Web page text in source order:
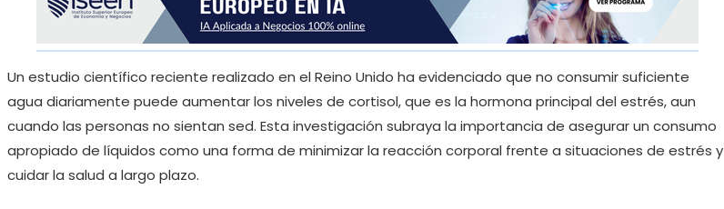
Un estudio científico reciente realizado en el Reino Unido ha evidenciado que no consumir suficiente
agua diariamente puede aumentar los niveles de cortisol, que es la hormona principal del estrés, aun
cuando las personas no sientan sed. Esta investigación subraya la importancia de asegurar un consumo
apropiado de líquidos como una forma de minimizar la reacción corporal frente a situaciones de estrés y
cuidar la salud a largo plazo.